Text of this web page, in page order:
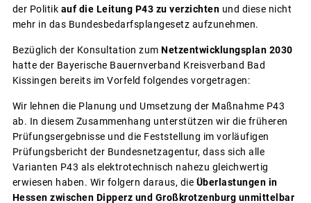
der Politik auf die Leitung P43 zu verzichten und diese nicht
mehr in das Bundesbedarfsplangesetz aufzunehmen.
Bezüglich der Konsultation zum Netzentwicklungsplan 2030
hatte der Bayerische Bauernverband Kreisverband Bad
Kissingen bereits im Vorfeld folgendes vorgetragen:
Wir lehnen die Planung und Umsetzung der Maßnahme P43
ab. In diesem Zusammenhang unterstützen wir die früheren
Prüfungsergebnisse und die Feststellung im vorläufigen
Prüfungsbericht der Bundesnetzagentur, dass sich alle
Varianten P43 als elektrotechnisch nahezu gleichwertig
erwiesen haben. Wir folgern daraus, die Überlastungen in
Hessen zwischen Dipperz und Großkrotzenburg unmittelbar